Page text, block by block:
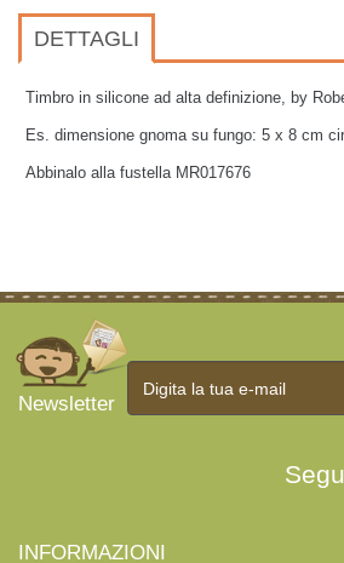
DETTAGLI
Timbro in silicone ad alta definizione, by
Es. dimensione gnoma su fungo: 5 x 8 cm
Abbinalo alla fustella MR017676
Newsletter
INFORMAZIONI